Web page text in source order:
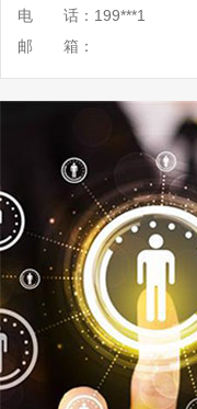
电 话： 199***1
邮 箱：